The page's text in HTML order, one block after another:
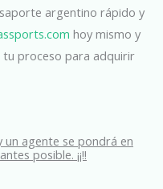
argentino rápido y
hoy mismo y
proceso para adquirir
un agente se pondrá en
posible. ¡¡!!